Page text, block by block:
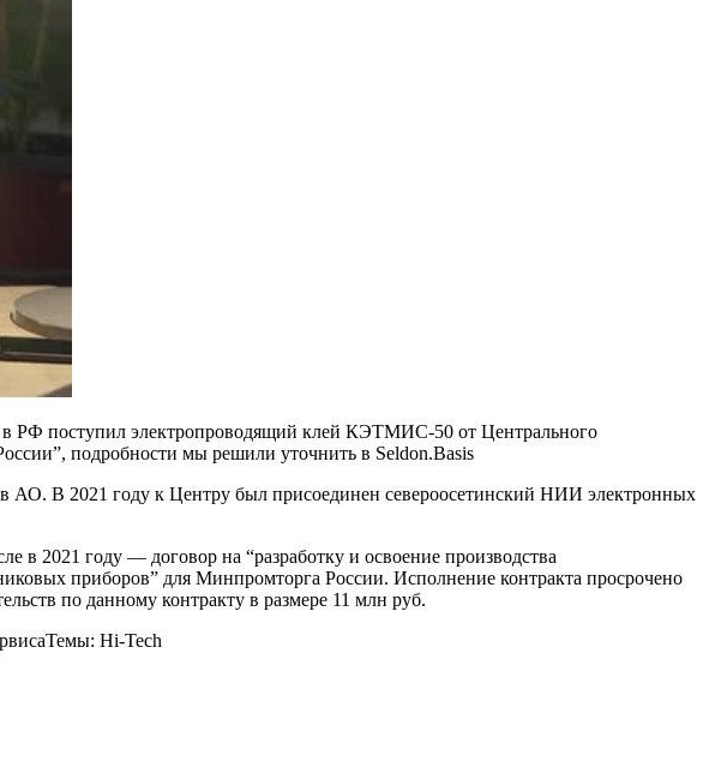
в РФ поступил электропроводящий клей КЭТМИС-50 от Центрального
подробности мы решили уточнить в Seldon.Basis
АО. В 2021 году к Центру был присоединен североосетинский НИИ электронных
2021 году — договор на “разработку и освоение производства
приборов” для Минпромторга России. Исполнение контракта просрочено
по данному контракту в размере 11 млн руб.
Hi-Tech